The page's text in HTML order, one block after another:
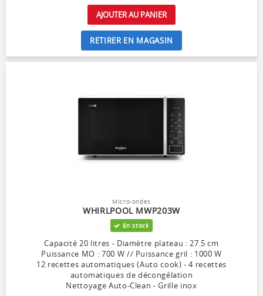
AJOUTER AU PANIER
RETIRER EN MAGASIN
Micro-ondes
WHIRLPOOL MWP203W
En stock
Capacité 20 litres - Diamètre plateau : 27.5 cm
Puissance MO : 700 W // Puissance gril : 1000 W
12 recettes automatiques (Auto cook) - 4 recettes
automatiques de décongélation
Nettoyage Auto-Clean - Grille inox